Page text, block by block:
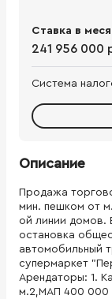
Ставка в
241 956 000
Система
Описание
Продажа
мин. пешком от
ой линии домов.
остановка
автомобильный
супермаркет
Арендаторы: 1.
м.2,МАП 400 000